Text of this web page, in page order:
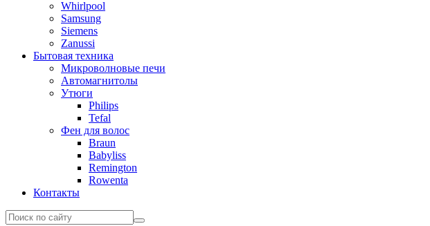
Whirlpool
Samsung
Siemens
Zanussi
Бытовая техника
Микроволновые печи
Автомагнитолы
Утюги
Philips
Tefal
Фен для волос
Braun
Babyliss
Remington
Rowenta
Контакты